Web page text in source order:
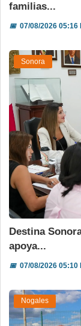
familias...
📅07/08/2026 05:16
Sonora
Destina
apoya...
📅07/08/2026 05:10
Nogales